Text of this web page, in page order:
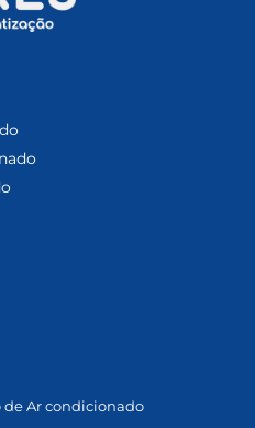
de Ar condicionado